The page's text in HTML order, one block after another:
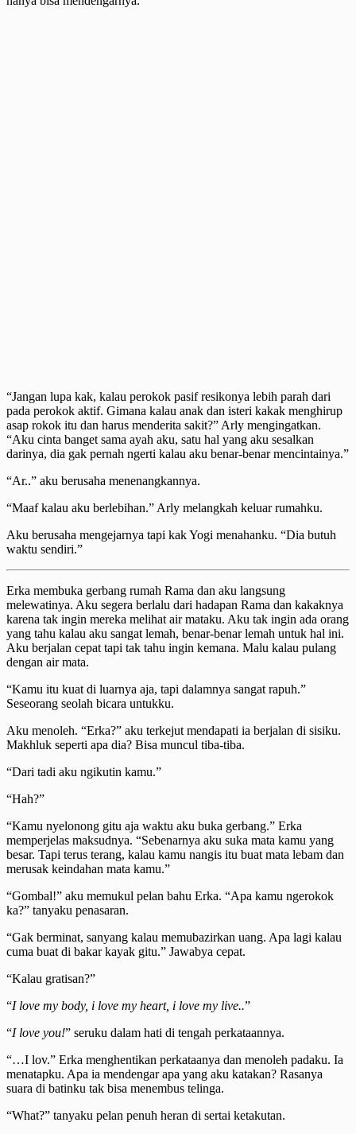
“Jangan lupa kak, kalau perokok pasif resikonya lebih parah dari
pada perokok aktif. Gimana kalau anak dan isteri kakak menghirup
asap rokok itu dan harus menderita sakit?” Arly mengingatkan.
“Aku cinta banget sama ayah aku, satu hal yang aku sesalkan
darinya, dia gak pernah ngerti kalau aku benar-benar mencintainya.”
“Ar..” aku berusaha menenangkannya.
“Maaf kalau aku berlebihan.” Arly melangkah keluar rumahku.
Aku berusaha mengejarnya tapi kak Yogi menahanku. “Dia butuh
waktu sendiri.”
Erka membuka gerbang rumah Rama dan aku langsung
melewatinya. Aku segera berlalu dari hadapan Rama dan kakaknya
karena tak ingin mereka melihat air mataku. Aku tak ingin ada orang
yang tahu kalau aku sangat lemah, benar-benar lemah untuk hal ini.
Aku berjalan cepat tapi tak tahu ingin kemana. Malu kalau pulang
dengan air mata.
“Kamu itu kuat di luarnya aja, tapi dalamnya sangat rapuh.”
Seseorang seolah bicara untukku.
Aku menoleh. “Erka?” aku terkejut mendapati ia berjalan di sisiku.
Makhluk seperti apa dia? Bisa muncul tiba-tiba.
“Dari tadi aku ngikutin kamu.”
“Hah?”
“Kamu nyelonong gitu aja waktu aku buka gerbang.” Erka
memperjelas maksudnya. “Sebenarnya aku suka mata kamu yang
besar. Tapi terus terang, kalau kamu nangis itu buat mata lebam dan
merusak keindahan mata kamu.”
“Gombal!” aku memukul pelan bahu Erka. “Apa kamu ngerokok
ka?” tanyaku penasaran.
“Gak berminat, sanyang kalau memubazirkan uang. Apa lagi kalau
cuma buat di bakar kayak gitu.” Jawabya cepat.
“Kalau gratisan?”
“I love my body, i love my heart, i love my live..”
“I love you!” seruku dalam hati di tengah perkataannya.
“…I lov.” Erka menghentikan perkataanya dan menoleh padaku. Ia
menatapku. Apa ia mendengar apa yang aku katakan? Rasanya
suara di batinku tak bisa menembus telinga.
“What?” tanyaku pelan penuh heran di sertai ketakutan.